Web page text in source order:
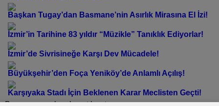
Başkan Tugay’dan Basmane’nin Asırlık Mirasına El İzi!
İzmir’in Tarihine 83 yıldır “Müzikle” Tanıklık Ediyorlar!
İzmir’de Sivrisineğe Karşı Dev Mücadele!
Büyükşehir’den Foça Yeniköy’de Anlamlı Açılış!
Karşıyaka Stadı İçin Beklenen Karar Meclisten Geçti!
Bu yazı yorumlara kapatılmıştır.